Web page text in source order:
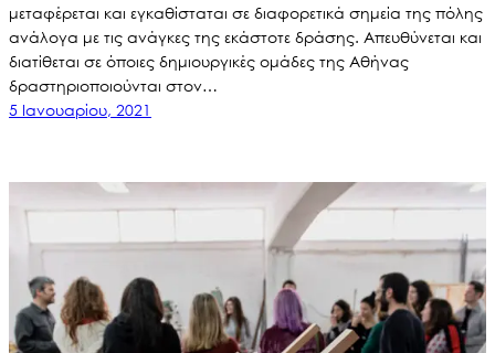
μεταφέρεται και εγκαθίσταται σε διαφορετικά σημεία της πόλης
ανάλογα με τις ανάγκες της εκάστοτε δράσης. Απευθύνεται και
διατίθεται σε όποιες δημιουργικές ομάδες της Αθήνας
δραστηριοποιούνται στον…
5 Ιανουαρίου, 2021